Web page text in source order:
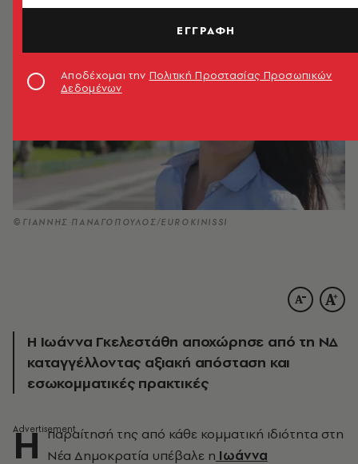
©ΓΙΑΝΝΗΣ ΠΑΝΑΓΟΠΟΥΛΟΣ/EUROKINISSI
Η Ιωάννα Γκελεστάθη αποχώρησε από τη ΝΔ
καταγγέλλοντας αξιακή απόσταση και
εσωκομματικές πρακτικές
Η παραίτησή της από κάθε κομματική ιδιότητα στη
Νέα Δημοκρατία υπέβαλε η Ιωάννα
ΕΓΓΡΑΦΗ
Αποδέχομαι την Πολιτική Προστασίας Προσωπικών
Δεδομένων